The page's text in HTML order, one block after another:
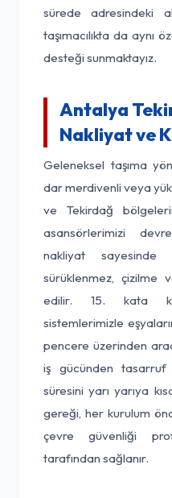
sürede adresindeki
taşımacılıkta da aynı
desteği sunmaktayız.
Antalya
Nakliyat ve
Geleneksel taşıma
dar merdivenli veya
ve Tekirdağ
asansörlerimizi
nakliyat sayesinde
sürüklenmez, çizilme
edilir. 15. kata
sistemlerimizle
pencere üzerinden
iş gücünden
süresini yarı yarıya
gereği, her kurulum
çevre güvenliği
tarafından sağlanır.